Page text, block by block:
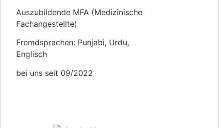
Auszubildende MFA (Medizinische
Fachangestellte)
Fremdsprachen: Punjabi, Urdu,
Englisch
bei uns seit 09/2022